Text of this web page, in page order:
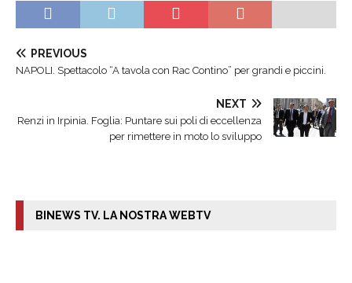
PREVIOUS
NAPOLI. Spettacolo “A tavola con Rac Contino” per grandi e piccini.
NEXT
Renzi in Irpinia. Foglia: Puntare sui poli di eccellenza
per rimettere in moto lo sviluppo
BINEWS TV. LA NOSTRA WEBTV